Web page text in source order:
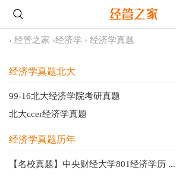
› 经管之家 ›经济学 › 经济学真题
经济学真题北大
99-16北大经济学院考研真题
北大ccer经济学真题
经济学真题历年
【名校真题】中央财经大学801经济学历 ...